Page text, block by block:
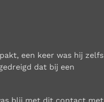
een keer was hij zelfs
dat bij een